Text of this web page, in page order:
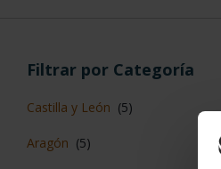
Filtrar por Categoría
Castilla y León (5)
Aragón (5)